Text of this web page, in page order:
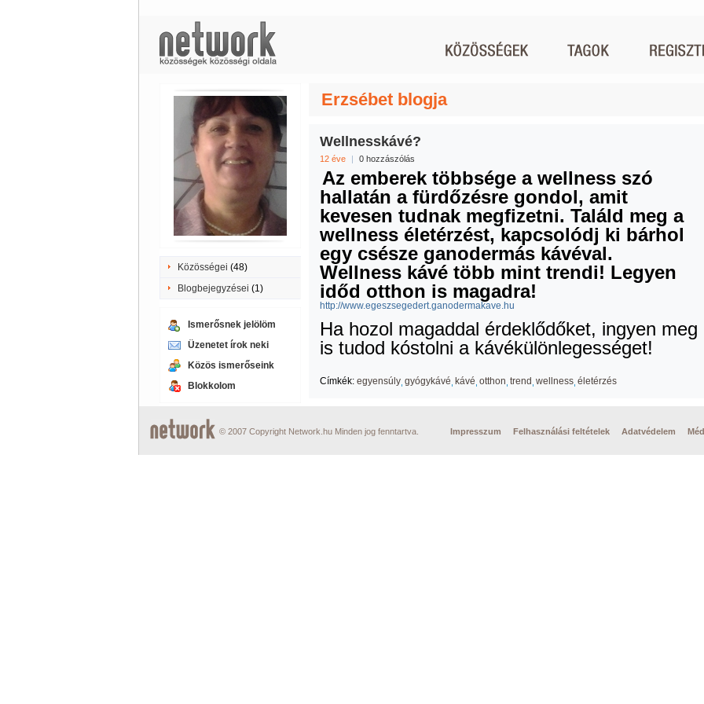
Közösségei (48)
Blogbejegyzései (1)
Ismerősnek jelölöm
Üzenetet írok neki
Közös ismerőseink
Blokkolom
Erzsébet blogja
Wellnesskávé?
12 éve | 0 hozzászólás
Az emberek többsége a wellness szó
hallatán a fürdőzésre gondol, amit
kevesen tudnak megfizetni. Találd meg a
wellness életérzést, kapcsolódj ki bárhol
egy csésze ganodermás kávéval.
Wellness kávé több mint trendi! Legyen
időd otthon is magadra!
http://www.egeszsegedert.ganodermakave.hu
Ha hozol magaddal érdeklődőket, ingyen meg
is tudod kóstolni a kávékülönlegességet!
Címkék: egyensúly gyógykávé kávé otthon trend wellness életérzés
© 2007 Copyright Network.hu Minden jog fenntartva. Impresszum Felhasználási feltételek Adatvédelem